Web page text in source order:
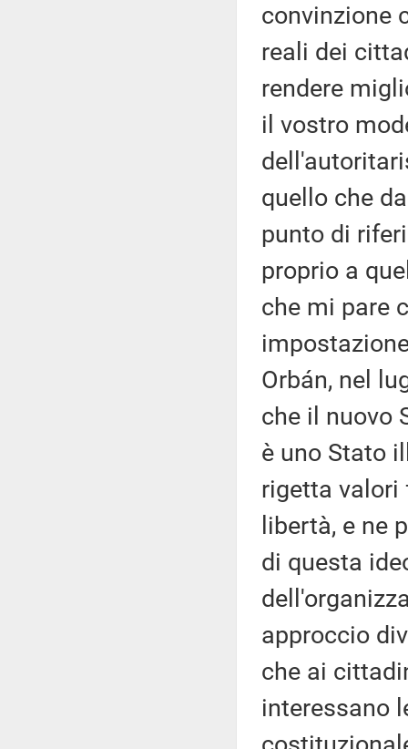
convinzione
reali dei
rendere
il vostro
quello che
punto di
proprio a
che mi pare
Orbán, nel
che il nuovo
è uno Stato
rigetta valori
libertà, e ne
di questa
approccio
che ai
interessano